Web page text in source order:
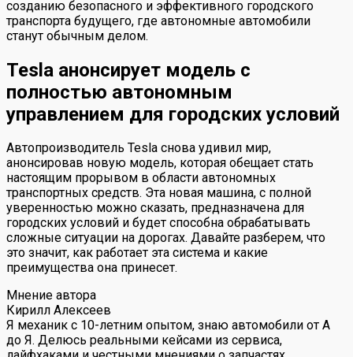
созданию безопасного и эффективного городского
транспорта будущего, где автономные автомобили
станут обычным делом.
Tesla анонсирует модель с
полностью автономным
управлением для городских условий
Автопроизводитель Tesla снова удивил мир,
анонсировав новую модель, которая обещает стать
настоящим прорывом в области автономных
транспортных средств. Эта новая машина, с полной
уверенностью можно сказать, предназначена для
городских условий и будет способна обрабатывать
сложные ситуации на дорогах. Давайте разберем, что
это значит, как работает эта система и какие
преимущества она принесет.
Мнение автора
Кирилл Алексеев
Я механик с 10-летним опытом, знаю автомобили от А
до Я. Делюсь реальными кейсами из сервиса,